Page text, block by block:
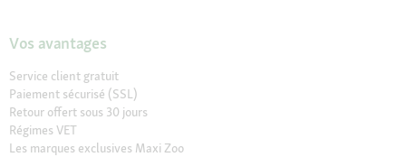
Vos avantages
Service client gratuit
Paiement sécurisé (SSL)
Retour offert sous 30 jours
Régimes VET
Les marques exclusives Maxi Zoo